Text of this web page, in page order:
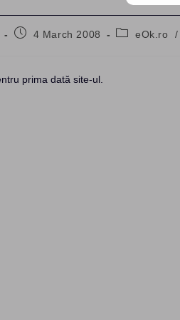
Post4 March 2008
PosteOk.ro /
prima dată site-ul.